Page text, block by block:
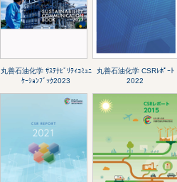
丸善石油化学 ｻｽﾃﾅﾋﾞﾘﾃｨｺﾐｭﾆ
ｹｰｼｮﾝﾌﾞｯｸ2023
丸善石油化学 CSRﾚﾎﾟｰﾄ
2022